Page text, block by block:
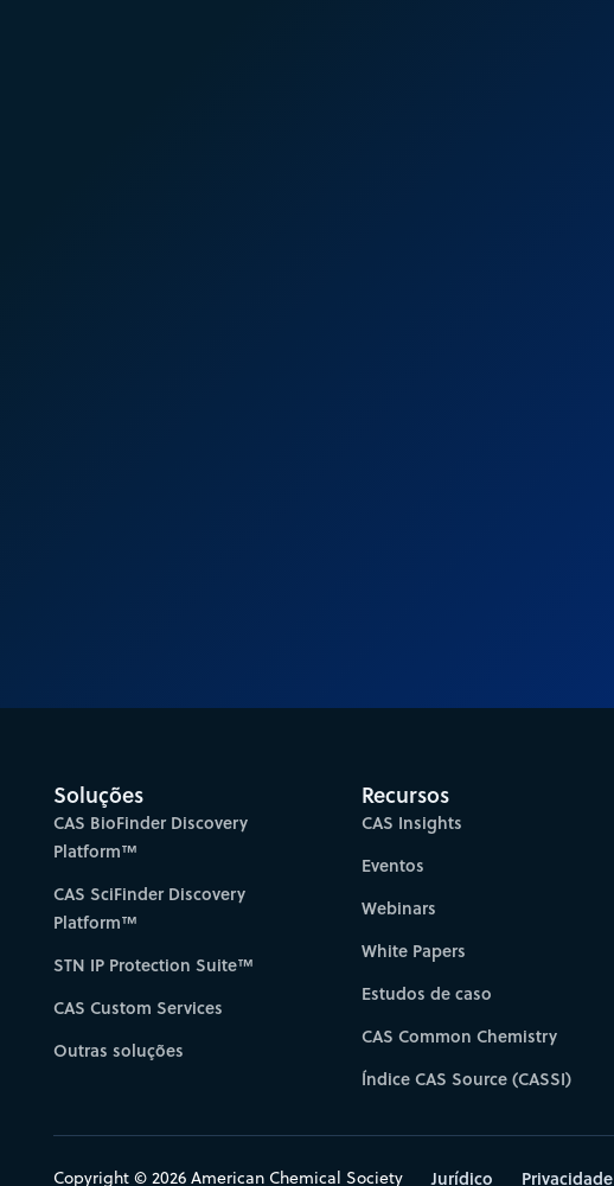
Soluções
CAS BioFinder Discovery
Platform™
CAS SciFinder Discovery
Platform™
STN IP Protection Suite™
CAS Custom Services
Outras soluções
Recursos
CAS Insights
Eventos
Webinars
White Papers
Estudos de caso
CAS Common Chemistry
Índice CAS Source (CASSI)
Copyright © 2026 American Chemical Society Jurídico Privacidade